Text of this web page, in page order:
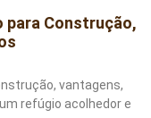
para Construção,
vantagens,
refúgio acolhedor e